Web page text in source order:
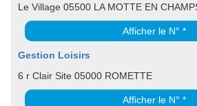
Le Village 05500 LA MOTTE EN
Afficher le N° *
Gestion Loisirs
6 r Clair Site 05000 ROMETTE
Afficher le N° *